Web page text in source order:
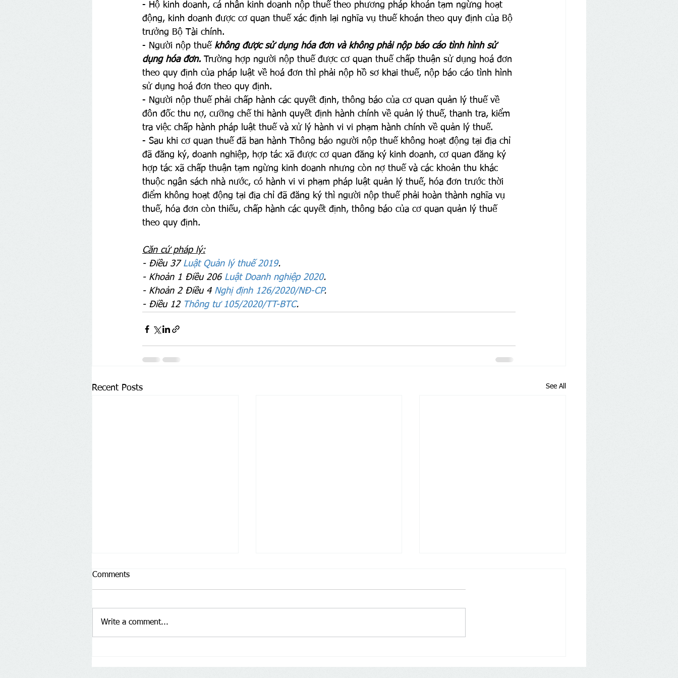
- Hộ kinh doanh, cá nhân kinh doanh nộp thuế theo phương pháp khoán tạm ngừng hoạt
động, kinh doanh được cơ quan thuế xác định lại nghĩa vụ thuế khoán theo quy định của Bộ
trưởng Bộ Tài chính.
- Người nộp thuế không được sử dụng hóa đơn và không phải nộp báo cáo tình hình sử
dụng hóa đơn. Trường hợp người nộp thuế được cơ quan thuế chấp thuận sử dụng hoá đơn
theo quy định của pháp luật về hoá đơn thì phải nộp hồ sơ khai thuế, nộp báo cáo tình hình
sử dụng hoá đơn theo quy định.
- Người nộp thuế phải chấp hành các quyết định, thông báo của cơ quan quản lý thuế về
đôn đốc thu nợ, cưỡng chế thi hành quyết định hành chính về quản lý thuế, thanh tra, kiểm
tra việc chấp hành pháp luật thuế và xử lý hành vi vi phạm hành chính về quản lý thuế.
- Sau khi cơ quan thuế đã ban hành Thông báo người nộp thuế không hoạt động tại địa chỉ
đã đăng ký, doanh nghiệp, hợp tác xã được cơ quan đăng ký kinh doanh, cơ quan đăng ký
hợp tác xã chấp thuận tạm ngừng kinh doanh nhưng còn nợ thuế và các khoản thu khác
thuộc ngân sách nhà nước, có hành vi vi phạm pháp luật quản lý thuế, hóa đơn trước thời
điểm không hoạt động tại địa chỉ đã đăng ký thì người nộp thuế phải hoàn thành nghĩa vụ
thuế, hóa đơn còn thiếu, chấp hành các quyết định, thông báo của cơ quan quản lý thuế
theo quy định.
Căn cứ pháp lý:
- Điều 37 Luật Quản lý thuế 2019.
- Khoản 1 Điều 206 Luật Doanh nghiệp 2020.
- Khoản 2 Điều 4 Nghị định 126/2020/NĐ-CP.
- Điều 12 Thông tư 105/2020/TT-BTC.
Recent Posts See All
nhập doanh nghiệp 2023 là
Comments
Write a comment...